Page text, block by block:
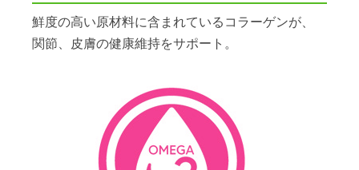
鮮度の高い原材料に含まれているコラーゲンが、
関節、皮膚の健康維持をサポート。